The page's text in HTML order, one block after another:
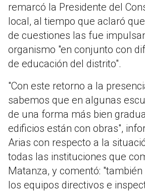
remarcó la Presidente del
local, al tiempo que aclaró
de cuestiones las fue
organismo "en conjunto con
de educación del distrito".
"Con este retorno a la
sabemos que en algunas
de una forma más bien
edificios están con obras",
Arias con respecto a la
todas las instituciones que
Matanza, y comentó:
los equipos directivos e